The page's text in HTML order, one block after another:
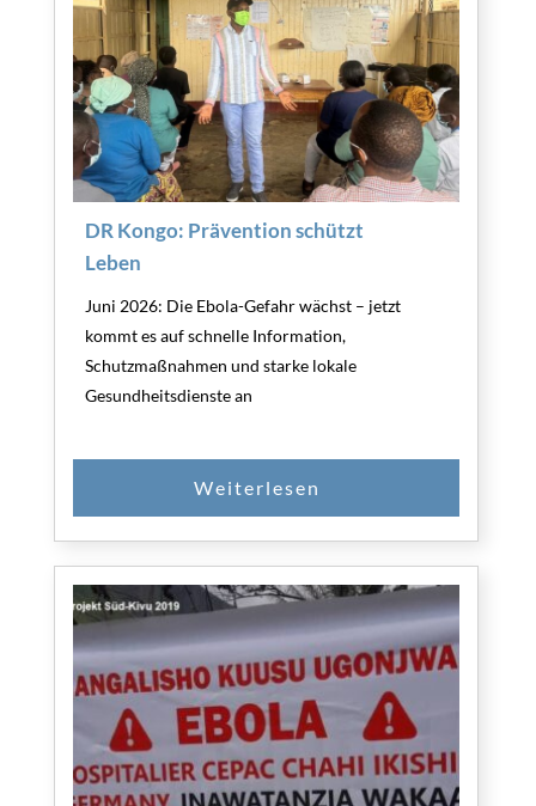
DR Kongo: Prävention schützt
Leben
Juni 2026: Die Ebola-Gefahr wächst – jetzt
kommt es auf schnelle Information,
Schutzmaßnahmen und starke lokale
Gesundheitsdienste an